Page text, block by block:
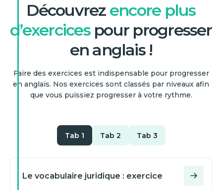
Découvrez encore plus
d’exercicespour progresser
en anglais !
Faire des exercices est indispensable pour progresser
en anglais. Nos exercices sont classés par niveaux afin
que vous puissiez progresser à votre rythme.
Tab 1 Tab 2 Tab 3
Le vocabulaire juridique : exercice